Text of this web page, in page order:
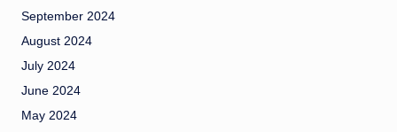
September 2024
August 2024
July 2024
June 2024
May 2024